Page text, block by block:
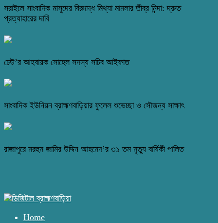
সরাইলে সাংবাদিক মাসুদের বিরুদ্ধে মিথ্যা মামলার তীব্র নিন্দা: দ্রুত
প্রত্যাহারের দাবি
ঢেউ’র আহবায়ক সোহেল সদস্য সচিব আইফাত
সাংবাদিক ইউনিয়ন ব্রাহ্মণবাড়িয়ার ফুলেল শুভেচ্ছা ও সৌজন্য সাক্ষাৎ
রাজাপুরে মরহুম জামির উদ্দিন আহমেদ’র ৩১ তম মৃত্যু বার্ষিকী পালিত
Home